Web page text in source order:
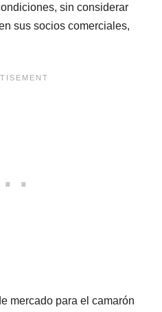
sin considerar
sus socios comerciales,
mercado para el camarón